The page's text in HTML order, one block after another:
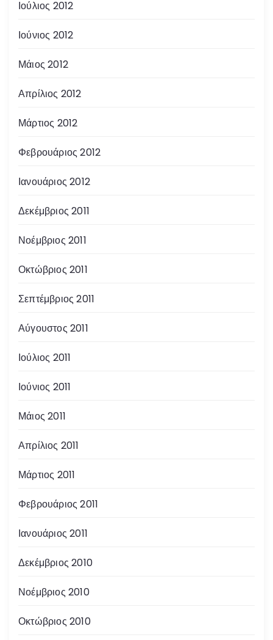
Ιούλιος 2012
Ιούνιος 2012
Μάιος 2012
Απρίλιος 2012
Μάρτιος 2012
Φεβρουάριος 2012
Ιανουάριος 2012
Δεκέμβριος 2011
Νοέμβριος 2011
Οκτώβριος 2011
Σεπτέμβριος 2011
Αύγουστος 2011
Ιούλιος 2011
Ιούνιος 2011
Μάιος 2011
Απρίλιος 2011
Μάρτιος 2011
Φεβρουάριος 2011
Ιανουάριος 2011
Δεκέμβριος 2010
Νοέμβριος 2010
Οκτώβριος 2010